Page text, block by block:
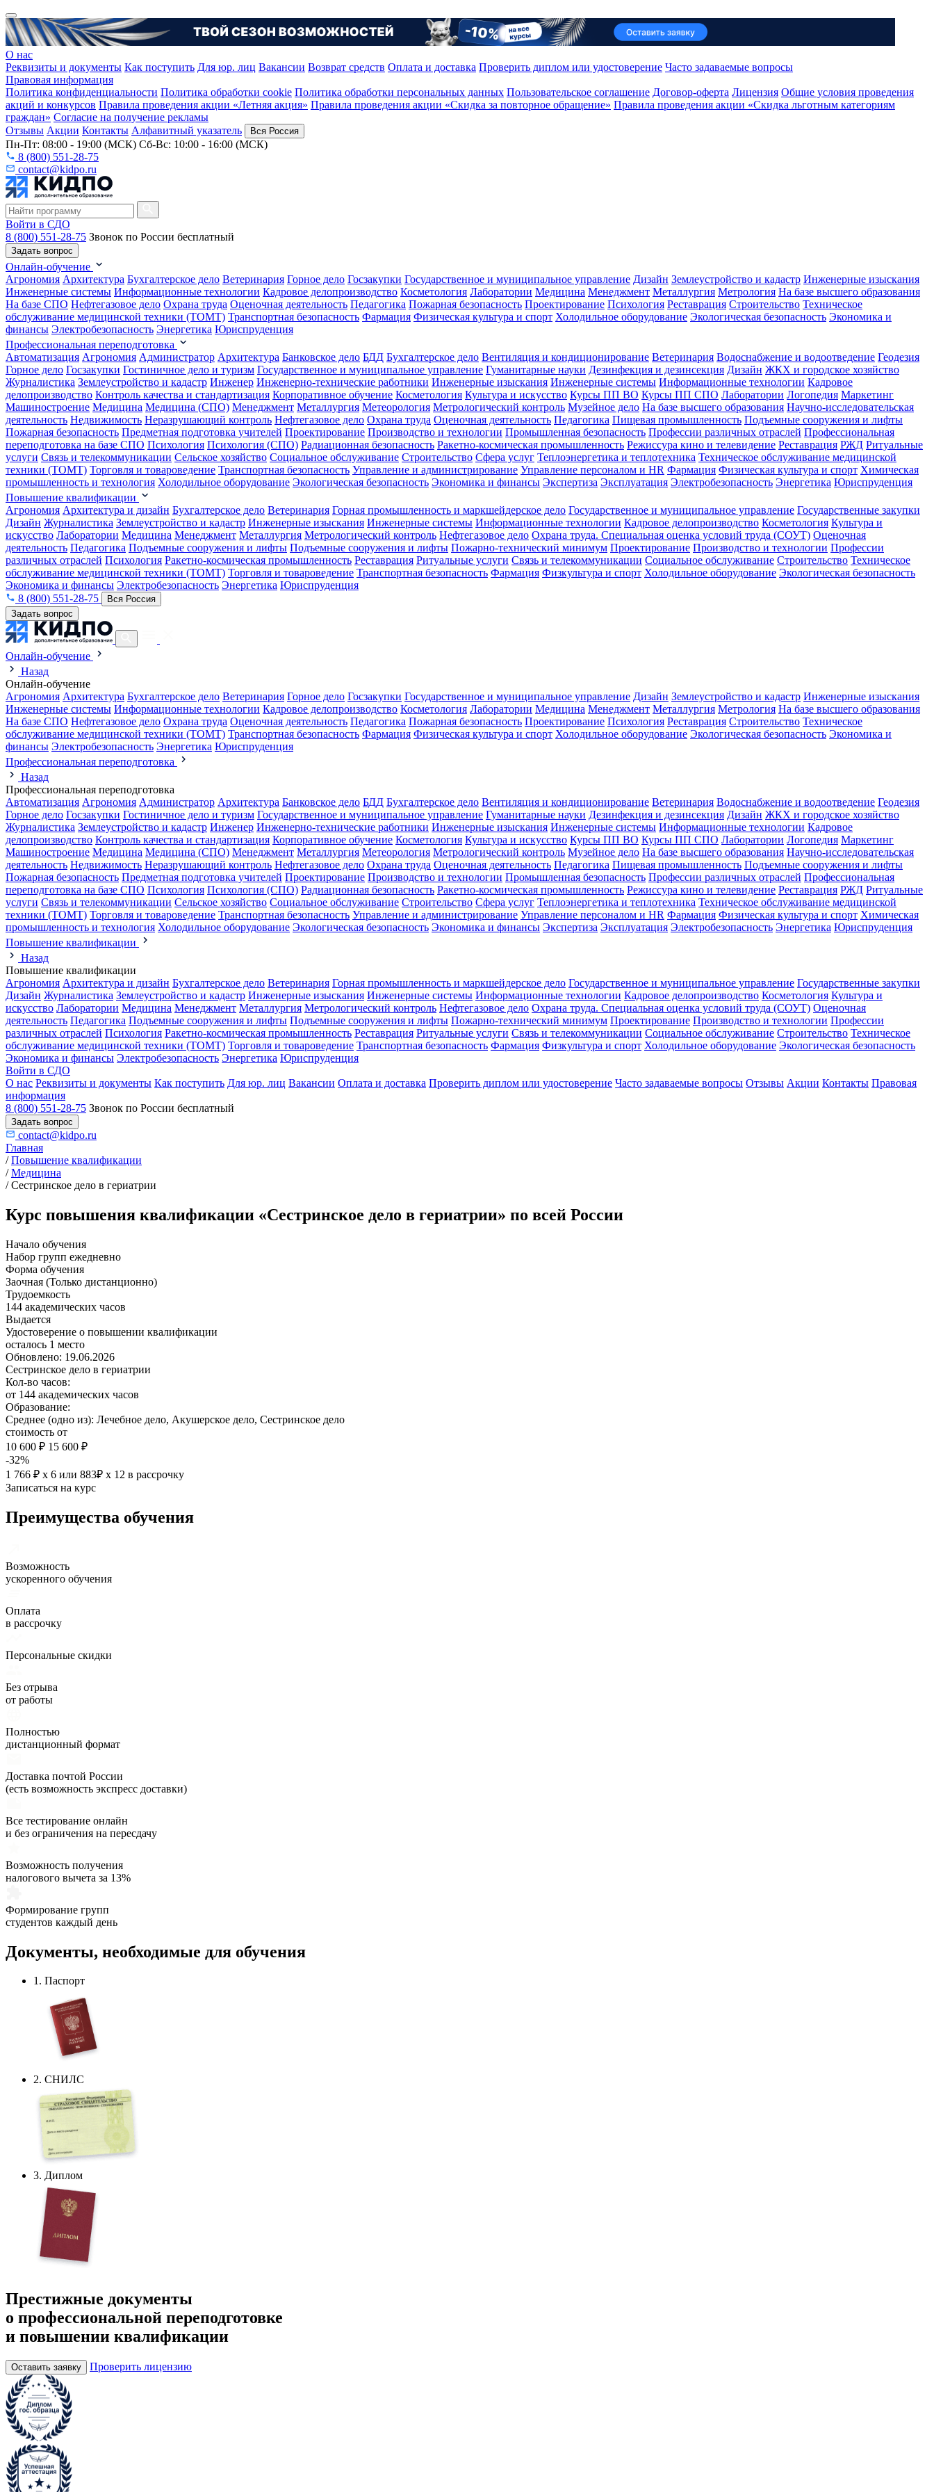
О нас
Реквизиты и документы Как поступить Для юр. лиц Вакансии Возврат средств Оплата и доставка Проверить диплом или удостоверение Часто задаваемые вопросы
Правовая информация
Политика конфиденциальности Политика обработки cookie Политика обработки персональных данных Пользовательское соглашение Договор-оферта Лицензия Общие условия проведения
акций и конкурсов Правила проведения акции «Летняя акция» Правила проведения акции «Скидка за повторное обращение» Правила проведения акции «Скидка льготным категориям
граждан» Согласие на получение рекламы
Отзывы Акции Контакты Алфавитный указатель Вся Россия
Пн-Пт: 08:00 - 19:00 (МСК) Сб-Вс: 10:00 - 16:00 (МСК)
8 (800) 551-28-75
contact@kidpo.ru
Войти в СДО
8 (800) 551-28-75 Звонок по России бесплатный
Задать вопрос
Онлайн-обучение
Агрономия Архитектура Бухгалтерское дело Ветеринария Горное дело Госзакупки Государственное и муниципальное управление Дизайн Землеустройство и кадастр Инженерные изыскания
Инженерные системы Информационные технологии Кадровое делопроизводство Косметология Лаборатории Медицина Менеджмент Металлургия Метрология На базе высшего образования
На базе СПО Нефтегазовое дело Охрана труда Оценочная деятельность Педагогика Пожарная безопасность Проектирование Психология Реставрация Строительство Техническое
обслуживание медицинской техники (ТОМТ) Транспортная безопасность Фармация Физическая культура и спорт Холодильное оборудование Экологическая безопасность Экономика и
финансы Электробезопасность Энергетика Юриспруденция
Профессиональная переподготовка
Автоматизация Агрономия Администратор Архитектура Банковское дело БДД Бухгалтерское дело Вентиляция и кондиционирование Ветеринария Водоснабжение и водоотведение Геодезия
Горное дело Госзакупки Гостиничное дело и туризм Государственное и муниципальное управление Гуманитарные науки Дезинфекция и дезинсекция Дизайн ЖКХ и городское хозяйство
Журналистика Землеустройство и кадастр Инженер Инженерно-технические работники Инженерные изыскания Инженерные системы Информационные технологии Кадровое
делопроизводство Контроль качества и стандартизация Корпоративное обучение Косметология Культура и искусство Курсы ПП ВО Курсы ПП СПО Лаборатории Логопедия Маркетинг
Машиностроение Медицина Медицина (СПО) Менеджмент Металлургия Метеорология Метрологический контроль Музейное дело На базе высшего образования Научно-исследовательская
деятельность Недвижимость Неразрушающий контроль Нефтегазовое дело Охрана труда Оценочная деятельность Педагогика Пищевая промышленность Подъемные сооружения и лифты
Пожарная безопасность Предметная подготовка учителей Проектирование Производство и технологии Промышленная безопасность Профессии различных отраслей Профессиональная
переподготовка на базе СПО Психология Психология (СПО) Радиационная безопасность Ракетно-космическая промышленность Режиссура кино и телевидение Реставрация РЖД Ритуальные
услуги Связь и телекоммуникации Сельское хозяйство Социальное обслуживание Строительство Сфера услуг Теплоэнергетика и теплотехника Техническое обслуживание медицинской
техники (ТОМТ) Торговля и товароведение Транспортная безопасность Управление и администрирование Управление персоналом и HR Фармация Физическая культура и спорт Химическая
промышленность и технология Холодильное оборудование Экологическая безопасность Экономика и финансы Экспертиза Эксплуатация Электробезопасность Энергетика Юриспруденция
Повышение квалификации
Агрономия Архитектура и дизайн Бухгалтерское дело Ветеринария Горная промышленность и маркшейдерское дело Государственное и муниципальное управление Государственные закупки
Дизайн Журналистика Землеустройство и кадастр Инженерные изыскания Инженерные системы Информационные технологии Кадровое делопроизводство Косметология Культура и
искусство Лаборатории Медицина Менеджмент Металлургия Метрологический контроль Нефтегазовое дело Охрана труда. Специальная оценка условий труда (СОУТ) Оценочная
деятельность Педагогика Подъемные сооружения и лифты Подъемные сооружения и лифты Пожарно-технический минимум Проектирование Производство и технологии Профессии
различных отраслей Психология Ракетно-космическая промышленность Реставрация Ритуальные услуги Связь и телекоммуникации Социальное обслуживание Строительство Техническое
обслуживание медицинской техники (ТОМТ) Торговля и товароведение Транспортная безопасность Фармация Физкультура и спорт Холодильное оборудование Экологическая безопасность
Экономика и финансы Электробезопасность Энергетика Юриспруденция
8 (800) 551-28-75
Вся Россия
Задать вопрос
Онлайн-обучение
Назад
Онлайн-обучение
Агрономия Архитектура Бухгалтерское дело Ветеринария Горное дело Госзакупки Государственное и муниципальное управление Дизайн Землеустройство и кадастр Инженерные изыскания
Инженерные системы Информационные технологии Кадровое делопроизводство Косметология Лаборатории Медицина Менеджмент Металлургия Метрология На базе высшего образования
На базе СПО Нефтегазовое дело Охрана труда Оценочная деятельность Педагогика Пожарная безопасность Проектирование Психология Реставрация Строительство Техническое
обслуживание медицинской техники (ТОМТ) Транспортная безопасность Фармация Физическая культура и спорт Холодильное оборудование Экологическая безопасность Экономика и
финансы Электробезопасность Энергетика Юриспруденция
Профессиональная переподготовка
Назад
Профессиональная переподготовка
Автоматизация Агрономия Администратор Архитектура Банковское дело БДД Бухгалтерское дело Вентиляция и кондиционирование Ветеринария Водоснабжение и водоотведение Геодезия
Горное дело Госзакупки Гостиничное дело и туризм Государственное и муниципальное управление Гуманитарные науки Дезинфекция и дезинсекция Дизайн ЖКХ и городское хозяйство
Журналистика Землеустройство и кадастр Инженер Инженерно-технические работники Инженерные изыскания Инженерные системы Информационные технологии Кадровое
делопроизводство Контроль качества и стандартизация Корпоративное обучение Косметология Культура и искусство Курсы ПП ВО Курсы ПП СПО Лаборатории Логопедия Маркетинг
Машиностроение Медицина Медицина (СПО) Менеджмент Металлургия Метеорология Метрологический контроль Музейное дело На базе высшего образования Научно-исследовательская
деятельность Недвижимость Неразрушающий контроль Нефтегазовое дело Охрана труда Оценочная деятельность Педагогика Пищевая промышленность Подъемные сооружения и лифты
Пожарная безопасность Предметная подготовка учителей Проектирование Производство и технологии Промышленная безопасность Профессии различных отраслей Профессиональная
переподготовка на базе СПО Психология Психология (СПО) Радиационная безопасность Ракетно-космическая промышленность Режиссура кино и телевидение Реставрация РЖД Ритуальные
услуги Связь и телекоммуникации Сельское хозяйство Социальное обслуживание Строительство Сфера услуг Теплоэнергетика и теплотехника Техническое обслуживание медицинской
техники (ТОМТ) Торговля и товароведение Транспортная безопасность Управление и администрирование Управление персоналом и HR Фармация Физическая культура и спорт Химическая
промышленность и технология Холодильное оборудование Экологическая безопасность Экономика и финансы Экспертиза Эксплуатация Электробезопасность Энергетика Юриспруденция
Повышение квалификации
Назад
Повышение квалификации
Агрономия Архитектура и дизайн Бухгалтерское дело Ветеринария Горная промышленность и маркшейдерское дело Государственное и муниципальное управление Государственные закупки
Дизайн Журналистика Землеустройство и кадастр Инженерные изыскания Инженерные системы Информационные технологии Кадровое делопроизводство Косметология Культура и
искусство Лаборатории Медицина Менеджмент Металлургия Метрологический контроль Нефтегазовое дело Охрана труда. Специальная оценка условий труда (СОУТ) Оценочная
деятельность Педагогика Подъемные сооружения и лифты Подъемные сооружения и лифты Пожарно-технический минимум Проектирование Производство и технологии Профессии
различных отраслей Психология Ракетно-космическая промышленность Реставрация Ритуальные услуги Связь и телекоммуникации Социальное обслуживание Строительство Техническое
обслуживание медицинской техники (ТОМТ) Торговля и товароведение Транспортная безопасность Фармация Физкультура и спорт Холодильное оборудование Экологическая безопасность
Экономика и финансы Электробезопасность Энергетика Юриспруденция
Войти в СДО
О нас Реквизиты и документы Как поступить Для юр. лиц Вакансии Оплата и доставка Проверить диплом или удостоверение Часто задаваемые вопросы Отзывы Акции Контакты Правовая
информация
8 (800) 551-28-75 Звонок по России бесплатный
Задать вопрос
contact@kidpo.ru
Главная
/ Повышение квалификации
/ Медицина
/ Сестринское дело в гериатрии
Курс повышения квалификации «Сестринское дело в гериатрии» по всей России
Начало обучения
Набор групп ежедневно
Форма обучения
Заочная (Только дистанционно)
Трудоемкость
144 академических часов
Выдается
Удостоверение о повышении квалификации
осталось 1 место
Обновлено: 19.06.2026
Сестринское дело в гериатрии
Кол-во часов:
от 144 академических часов
Образование:
Среднее (одно из): Лечебное дело, Акушерское дело, Сестринское дело
стоимость от
10 600 ₽ 15 600 ₽
-32%
1 766 ₽ х 6 или 883₽ х 12 в рассрочку
Записаться на курс
Преимущества обучения
Возможность
ускоренного обучения
Оплата
в рассрочку
Персональные скидки
Без отрыва
от работы
Полностью
дистанционный формат
Доставка почтой России
(есть возможность экспресс доставки)
Все тестирование онлайн
и без ограничения на пересдачу
Возможность получения
налогового вычета за 13%
Формирование групп
студентов каждый день
Документы, необходимые для обучения
1. Паспорт
2. СНИЛС
3. Диплом
Престижные документы
о профессиональной переподготовке
и повышении квалификации
Оставить заявку Проверить лицензию